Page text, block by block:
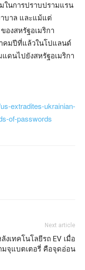
ในการปราบปรามแรน
บาล และแม้แต่
องสหรัฐอเมริกา
าคมปีที่แล้วในโปแลนด์
ดนไปยังสหรัฐอเมริกา
extradites-ukrainian-
of-passwords
Next article
ลังเทคโนโลยีรถ EV เมื่อ
มจุแบตเตอรี่ คือจุดอ่อน